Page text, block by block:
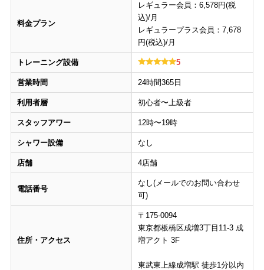
料金プラン
レギュラー会員：6,578円(税
込)/月
レギュラープラス会員：7,678
円(税込)/月
トレーニング設備 5
営業時間 24時間365日
利用者層 初心者〜上級者
スタッフアワー 12時〜19時
シャワー設備 なし
店舗 4店舗
電話番号
なし(メールでのお問い合わせ
可)
住所・アクセス
〒175-0094
東京都板橋区成増3丁目11-3 成
増アクト 3F
東武東上線成増駅 徒歩1分以内